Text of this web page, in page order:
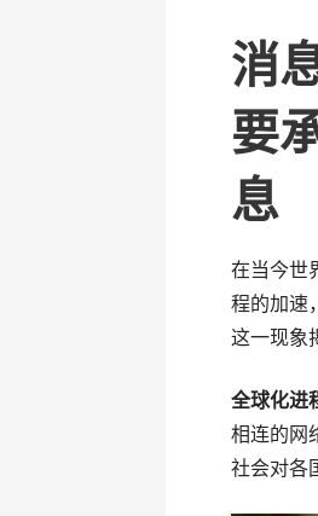
消
要
息
在当今世
程的加速
这一现象
全球化进
相连的网
社会对各